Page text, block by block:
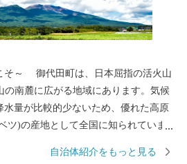
の活火山
の南麓に広がる地域にあります。気候
水量が比較的少ないため、優れた高原
ツ)の産地として全国に知られていま
、首都圏とのアクセス環境も整ってお
自治体紹介をもっと見る